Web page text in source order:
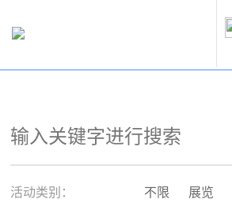
活动类别： 不限 展览